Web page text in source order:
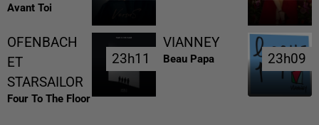
Avant Toi
OFENBACH
ET
STARSAILOR
Four To The Floor
23h11
23h11
VIANNEY
Beau Papa 23h09
23h09